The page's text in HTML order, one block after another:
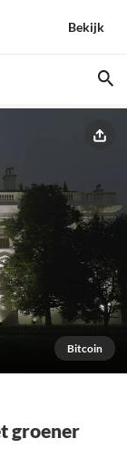
Bekijk
Bitcoin
groener